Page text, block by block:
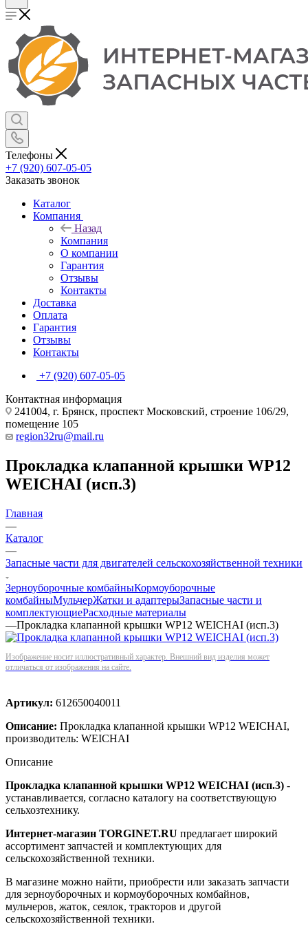
Телефоны
+7 (920) 607-05-05
Заказать звонок
Каталог
Компания
Назад
Компания
О компании
Гарантия
Отзывы
Контакты
Доставка
Оплата
Гарантия
Отзывы
Контакты
+7 (920) 607-05-05
Контактная информация
241004, г. Брянск, проспект Московский, строение 106/29,
помещение 105
region32ru@mail.ru
Прокладка клапанной крышки WP12
WEICHAI (исп.3)
Главная
—
Каталог
—
Запасные части для двигателей сельскохозяйственной техники
Зерноуборочные комбайныКормоуборочные
комбайныМульчерЖатки и адаптерыЗапасные части и
комплектующиеРасходные материалы
—Прокладка клапанной крышки WP12 WEICHAI (исп.3)
Изображение носит иллюстративный характер. Внешний вид изделия может
отличаться от изображения на сайте.
Артикул: 612650040011
Описание: Прокладка клапанной крышки WP12 WEICHAI,
производитель: WEICHAI
Описание
Прокладка клапанной крышки WP12 WEICHAI (исп.3) -
устанавливается, согласно каталогу на соответствующую
сельхозтехнику.
Интернет-магазин TORGINET.RU предлагает широкий
ассортимент запчастей и комплектующих для
сельскохозяйственной техники.
В магазине можно найти, приобрести или заказать запчасти
для зерноуборочных и кормоуборочных комбайнов,
мульчеров, жаток, сеялок, тракторов и другой
сельскохозяйственной техники.